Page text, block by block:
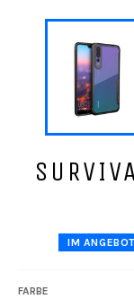
IM ANGEBOT
FARBE